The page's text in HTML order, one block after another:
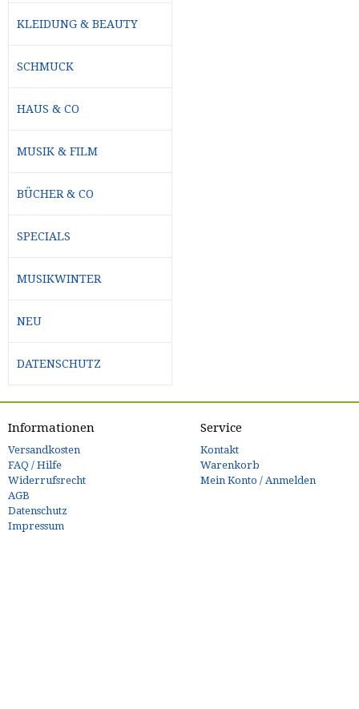
KLEIDUNG & BEAUTY
SCHMUCK
HAUS & CO
MUSIK & FILM
BÜCHER & CO
SPECIALS
MUSIKWINTER
NEU
DATENSCHUTZ
Informationen
Versandkosten
FAQ / Hilfe
Widerrufsrecht
AGB
Datenschutz
Impressum
Service
Kontakt
Warenkorb
Mein Konto / Anmelden